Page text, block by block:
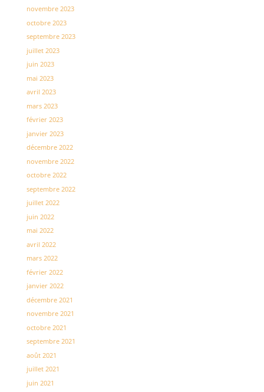
novembre 2023
octobre 2023
septembre 2023
juillet 2023
juin 2023
mai 2023
avril 2023
mars 2023
février 2023
janvier 2023
décembre 2022
novembre 2022
octobre 2022
septembre 2022
juillet 2022
juin 2022
mai 2022
avril 2022
mars 2022
février 2022
janvier 2022
décembre 2021
novembre 2021
octobre 2021
septembre 2021
août 2021
juillet 2021
juin 2021